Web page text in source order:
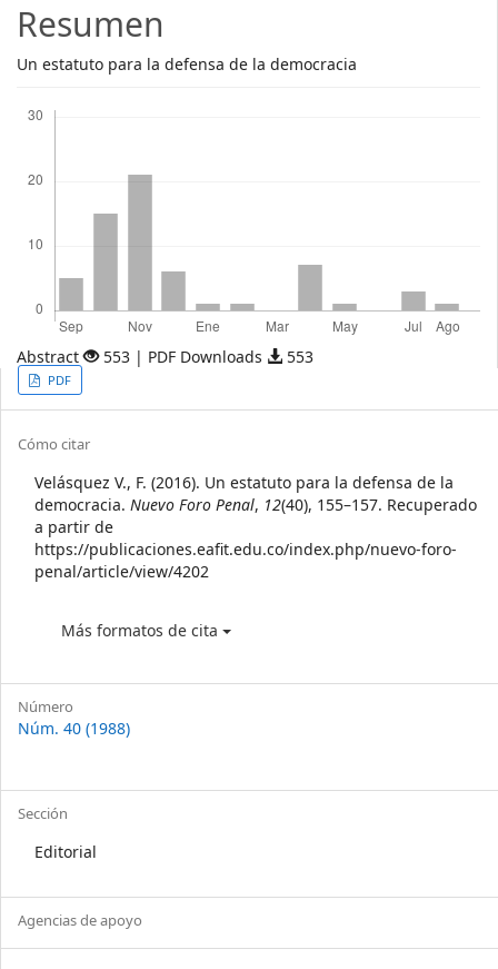
Resumen
Un estatuto para la defensa de la democracia
Abstract 553 | PDF Downloads 553
Article
Sidebar
PDF
Article
Details
Cómo citar
Velásquez V., F. (2016). Un estatuto para la defensa de la
democracia. Nuevo Foro Penal, 12(40), 155–157. Recuperado
a partir de
https://publicaciones.eafit.edu.co/index.php/nuevo-foro-
penal/article/view/4202
Más formatos de cita
Número
Núm. 40 (1988)
Sección
Editorial
Agencias de apoyo